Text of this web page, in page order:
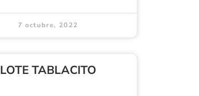
7 octubre, 2022
LOTE TABLACITO